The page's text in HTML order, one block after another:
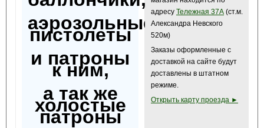
аэрозольные
пистолеты
и патроны
к ним,
а так же
холостые
патроны
адресу Тележная 37А (ст.м.
Александра Невского
520м)
Заказы оформленные с
доставкой на сайте будут
доставлены в штатном
режиме.
Открыть карту проезда ►